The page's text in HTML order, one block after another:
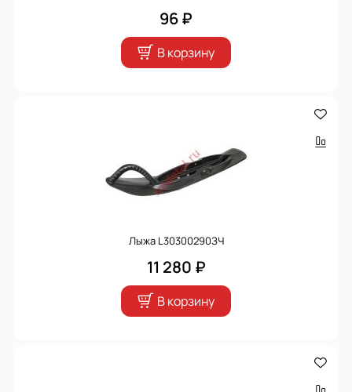
96 ₽
В корзину
Лыжа L30300290ЗЧ
11 280 ₽
В корзину